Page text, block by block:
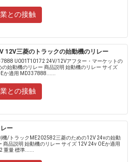
との接触
12V三菱のトラックの始動機のリレー
U001T10172 24V/12Vアフター・マーケットの
の始動機のリレー 商品説明 始動機のリレー サイズ
か適用 MD337888......
との接触
ー
機/トラックME202582三菱のための12V 24vの始動
商品説明 始動機のリレー サイズ 12V 24v OEか適用
重量 標準......